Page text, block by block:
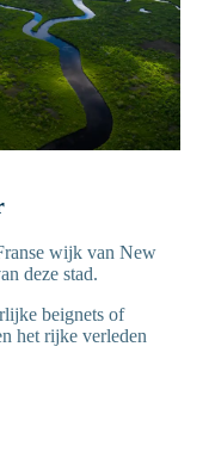
wijk van New
deze stad.
beignets of
het rijke verleden